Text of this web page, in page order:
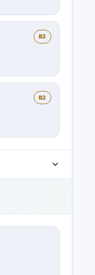
B2
B2